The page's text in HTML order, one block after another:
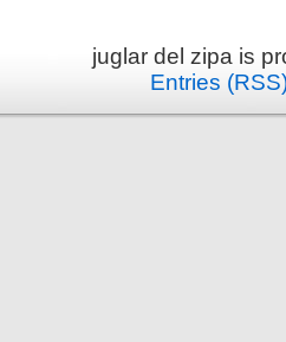
juglar del zipa is
Entries